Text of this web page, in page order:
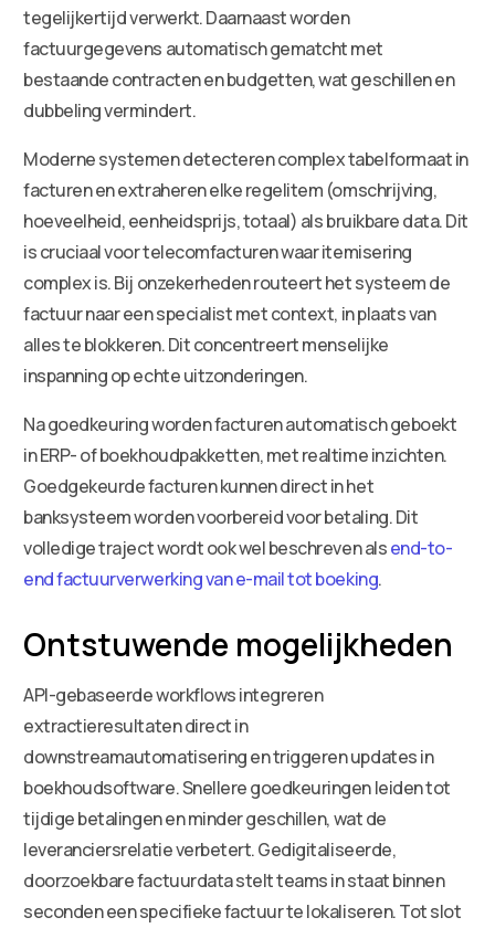
tegelijkertijd verwerkt. Daarnaast worden
factuurgegevens automatisch gematcht met
bestaande contracten en budgetten, wat geschillen en
dubbeling vermindert.
Moderne systemen detecteren complex tabelformaat in
facturen en extraheren elke regelitem (omschrijving,
hoeveelheid, eenheidsprijs, totaal) als bruikbare data. Dit
is cruciaal voor telecomfacturen waar itemisering
complex is. Bij onzekerheden routeert het systeem de
factuur naar een specialist met context, in plaats van
alles te blokkeren. Dit concentreert menselijke
inspanning op echte uitzonderingen.
Na goedkeuring worden facturen automatisch geboekt
in ERP- of boekhoudpakketten, met realtime inzichten.
Goedgekeurde facturen kunnen direct in het
banksysteem worden voorbereid voor betaling. Dit
volledige traject wordt ook wel beschreven alsend-to-
end factuurverwerking van e-mail tot boeking.
Ontstuwende mogelijkheden
API-gebaseerde workflows integreren
extractieresultaten direct in
downstreamautomatisering en triggeren updates in
boekhoudsoftware. Snellere goedkeuringen leiden tot
tijdige betalingen en minder geschillen, wat de
leveranciersrelatie verbetert. Gedigitaliseerde,
doorzoekbare factuurdata stelt teams in staat binnen
seconden een specifieke factuur te lokaliseren. Tot slot